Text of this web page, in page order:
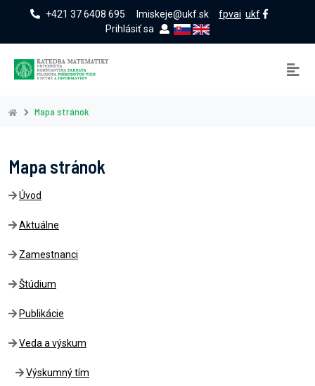
+421 37 6408 695 lmiskeje@ukf.sk fpvai ukf
Prihlásiť sa
Mapa stránok
Mapa stránok
Úvod
Aktuálne
Zamestnanci
Štúdium
Publikácie
Veda a výskum
Výskumný tím